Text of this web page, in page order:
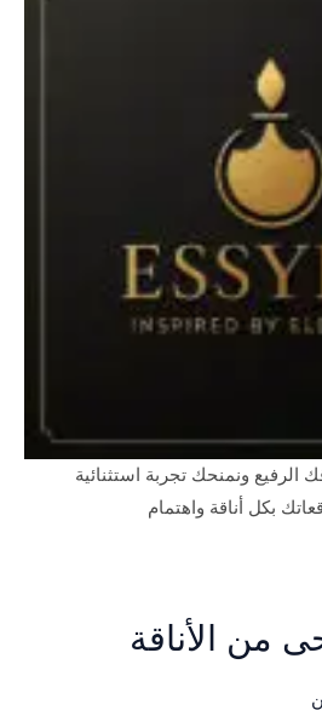
الرفيع ونمنحك تجربة استثنائية
بكل أناقة واهتمام
من الأناقة